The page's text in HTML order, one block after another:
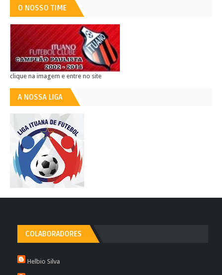
O NOSSO TIME
clique na imagem e entre no site
A NOSSA LIGA
COLABORADORES
Helbio Silva